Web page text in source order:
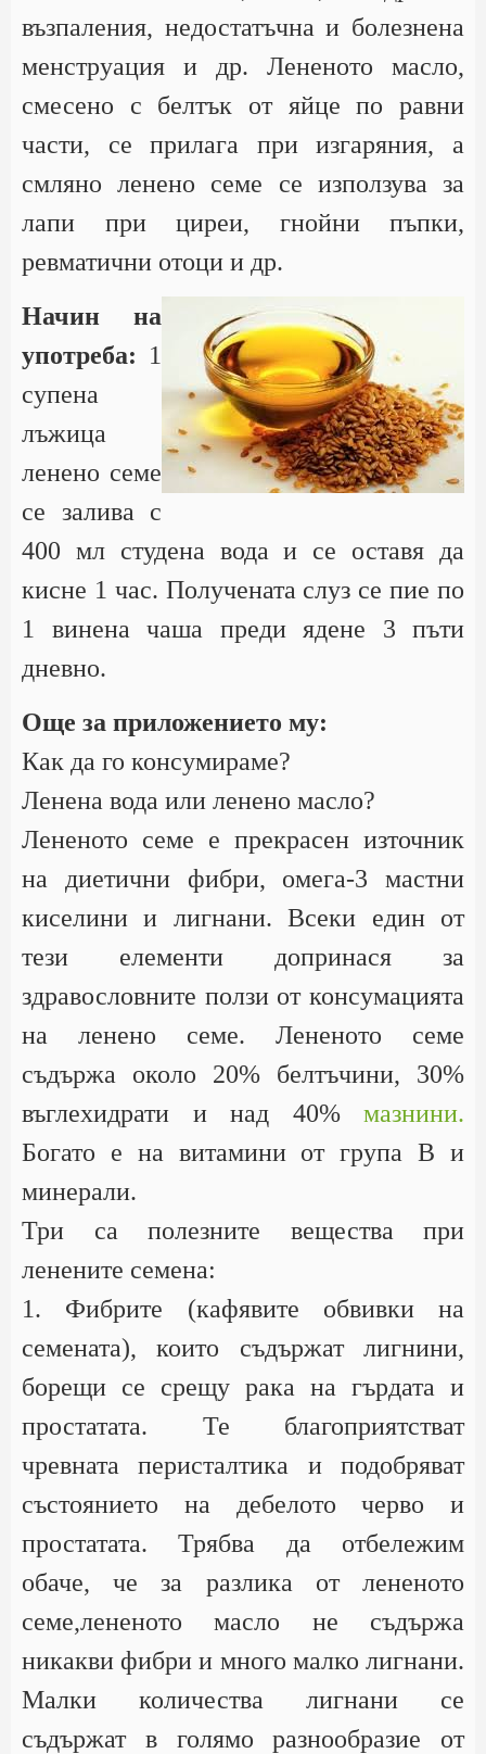
възпаления, недостатъчна и болезнена
менструация и др. Лененото масло,
смесено с белтък от яйце по равни
части, се прилага при изгаряния, а
смляно ленено семе се използува за
лапи при циреи, гнойни пъпки,
ревматични отоци и др.
Начин на
употреба: 1
супена
лъжица
ленено семе
се залива с
400 мл студена вода и се оставя да
кисне 1 час. Получената слуз се пие по
1 винена чаша преди ядене 3 пъти
дневно.
Още за приложението му:
Как да го консумираме?
Ленена вода или ленено масло?
Лененото семе е прекрасен източник
на диетични фибри, омега-3 мастни
киселини и лигнани. Всеки един от
тези елементи допринася за
здравословните ползи от консумацията
на ленено семе. Лененото семе
съдържа около 20% белтъчини, 30%
въглехидрати и над 40% мазнини.
Богато е на витамини от група B и
минерали.
Три са полезните вещества при
ленените семена:
1. Фибрите (кафявите обвивки на
семената), които съдържат лигнини,
борещи се срещу рака на гърдата и
простатата. Те благоприятстват
чревната перисталтика и подобряват
състоянието на дебелото черво и
простатата. Трябва да отбележим
обаче, че за разлика от лененото
семе,лененото масло не съдържа
никакви фибри и много малко лигнани.
Малки количества лигнани се
съдържат в голямо разнообразие от